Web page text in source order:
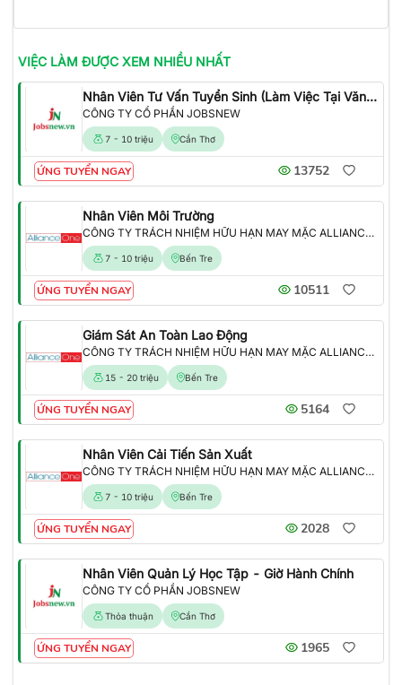
VIỆC LÀM ĐƯỢC XEM NHIỀU NHẤT
Nhân Viên Tư Vấn Tuyển Sinh (Làm Việc Tại Văn Phòng)
CÔNG TY CỔ PHẦN JOBSNEW
7 - 10 triệu Cần Thơ
ỨNG TUYỂN NGAY 13752
Nhân Viên Môi Trường
CÔNG TY TRÁCH NHIỆM HỮU HẠN MAY MẶC ALLIANCE ONE
7 - 10 triệu Bến Tre
ỨNG TUYỂN NGAY 10511
Giám Sát An Toàn Lao Động
CÔNG TY TRÁCH NHIỆM HỮU HẠN MAY MẶC ALLIANCE ONE
15 - 20 triệu Bến Tre
ỨNG TUYỂN NGAY 5164
Nhân Viên Cải Tiến Sản Xuất
CÔNG TY TRÁCH NHIỆM HỮU HẠN MAY MẶC ALLIANCE ONE
7 - 10 triệu Bến Tre
ỨNG TUYỂN NGAY 2028
Nhân Viên Quản Lý Học Tập - Giờ Hành Chính
CÔNG TY CỔ PHẦN JOBSNEW
Thỏa thuận Cần Thơ
ỨNG TUYỂN NGAY 1965